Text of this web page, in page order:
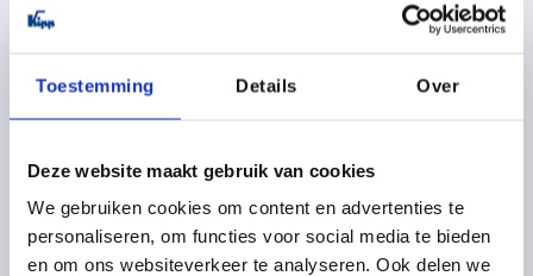
Toestemming Details Over
Deze website maakt gebruik van cookies
We gebruiken cookies om content en advertenties te
personaliseren, om functies voor social media te bieden
en om ons websiteverkeer te analyseren. Ook delen we
Vous trouverez ici votre interlocuteur
René Minnee
Country Manager
+31 79 361 12 21
rene.minnee@kippcom.nl